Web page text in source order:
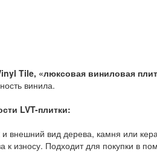
Tile, «люксовая виниловая
винила.
LVT-плитки:
внешний вид дерева, камня или
к износу. Подходит для покупки в